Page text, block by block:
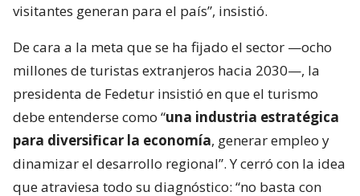
visitantes generan para el país”, insistió.
De cara a la meta que se ha fijado el sector —ocho
millones de turistas extranjeros hacia 2030—, la
presidenta de Fedetur insistió en que el turismo
debe entenderse como “una industria estratégica
para diversificar la economía, generar empleo y
dinamizar el desarrollo regional”. Y cerró con la idea
que atraviesa todo su diagnóstico: “no basta con